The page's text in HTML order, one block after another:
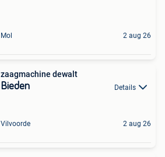
Mol 2 aug 26
zaagmachine dewalt
Bieden Details
Vilvoorde 2 aug 26